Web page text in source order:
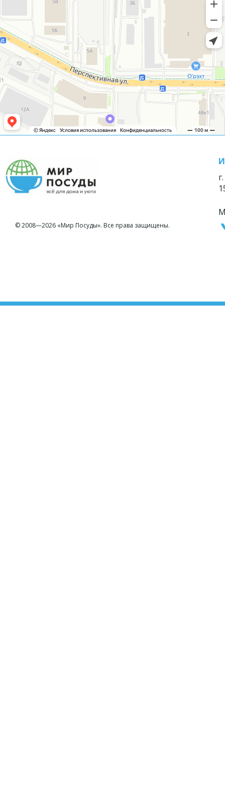
© 2008—2026 «Мир Посуды». Все права защищены.